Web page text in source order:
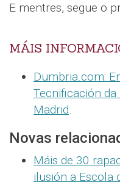
E mentres, segue o
MÁIS
Dumbria.com:
Tecnificación
Madrid.
Novas
Máis de 30
ilusión a Escola